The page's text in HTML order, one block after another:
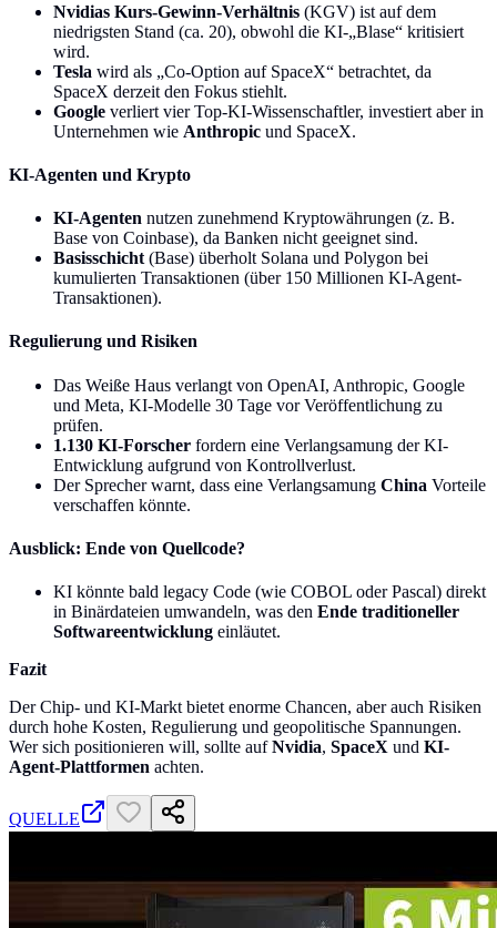
Nvidias Kurs-Gewinn-Verhältnis (KGV) ist auf dem
niedrigsten Stand (ca. 20), obwohl die KI-„Blase“ kritisiert
wird.
Tesla wird als „Co-Option auf SpaceX“ betrachtet, da
SpaceX derzeit den Fokus stiehlt.
Google verliert vier Top-KI-Wissenschaftler, investiert aber in
Unternehmen wie Anthropic und SpaceX.
KI-Agenten und Krypto
KI-Agenten nutzen zunehmend Kryptowährungen (z. B.
Base von Coinbase), da Banken nicht geeignet sind.
Basisschicht (Base) überholt Solana und Polygon bei
kumulierten Transaktionen (über 150 Millionen KI-Agent-
Transaktionen).
Regulierung und Risiken
Das Weiße Haus verlangt von OpenAI, Anthropic, Google
und Meta, KI-Modelle 30 Tage vor Veröffentlichung zu
prüfen.
1.130 KI-Forscher fordern eine Verlangsamung der KI-
Entwicklung aufgrund von Kontrollverlust.
Der Sprecher warnt, dass eine Verlangsamung China Vorteile
verschaffen könnte.
Ausblick: Ende von Quellcode?
KI könnte bald legacy Code (wie COBOL oder Pascal) direkt
in Binärdateien umwandeln, was den Ende traditioneller
Softwareentwicklung einläutet.
Fazit
Der Chip- und KI-Markt bietet enorme Chancen, aber auch Risiken
durch hohe Kosten, Regulierung und geopolitische Spannungen.
Wer sich positionieren will, sollte aufNvidia, SpaceX und KI-
Agent-Plattformen achten.
QUELLE